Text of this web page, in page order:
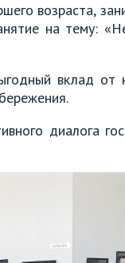
возраста,
на тему:
вклад от
диалога